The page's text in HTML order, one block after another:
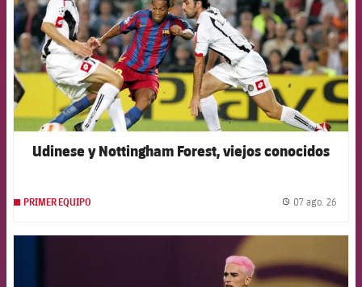
Udinese y Nottingham Forest, viejos conocidos
PRIMER EQUIPO 07 ago. 26
FCB Barcelona badge